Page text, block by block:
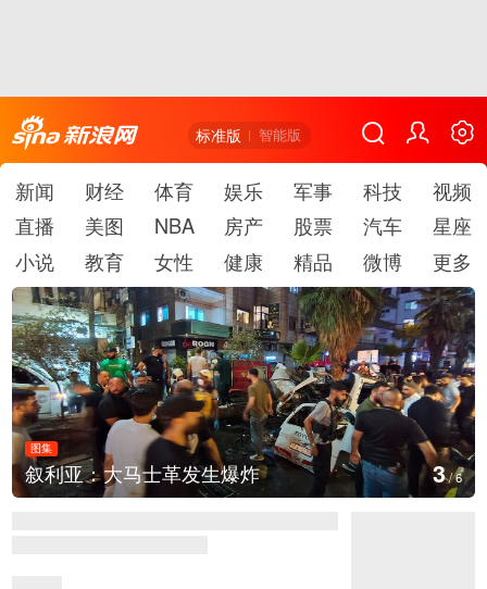
标准版 智能版
新闻 财经 体育 娱乐 军事 科技
视频
直播
美图 NBA 房产 股票 汽车
星座
小说
教育 女性 健康 精品 微博 更多
图集
叙利亚：大马士革发生爆炸 3/6